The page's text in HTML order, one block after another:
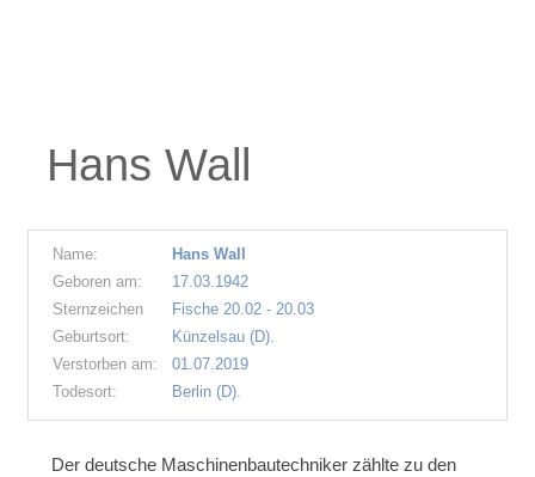
Hans Wall
Name:
Hans Wall
Geboren am:
17.03.1942
Sternzeichen
Fische 20.02 - 20.03
Geburtsort:
Künzelsau (D).
Verstorben am:
01.07.2019
Todesort:
Berlin (D).
Der deutsche Maschinenbautechniker zählte zu den